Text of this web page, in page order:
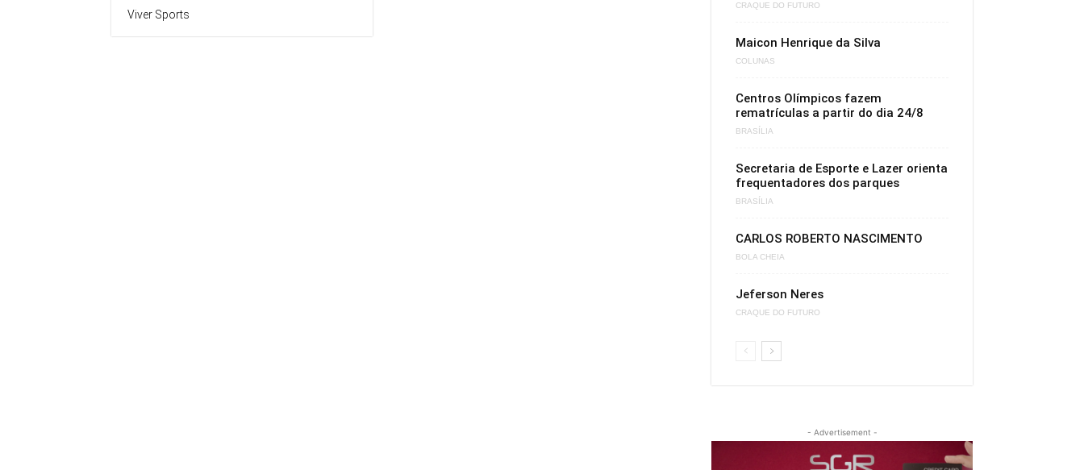
Viver Sports
CRAQUE DO FUTURO
Maicon Henrique da Silva
COLUNAS
Centros Olímpicos fazem
rematrículas a partir do dia 24/8
BRASÍLIA
Secretaria de Esporte e Lazer orienta
frequentadores dos parques
BRASÍLIA
CARLOS ROBERTO NASCIMENTO
BOLA CHEIA
Jeferson Neres
CRAQUE DO FUTURO
- Advertisement -